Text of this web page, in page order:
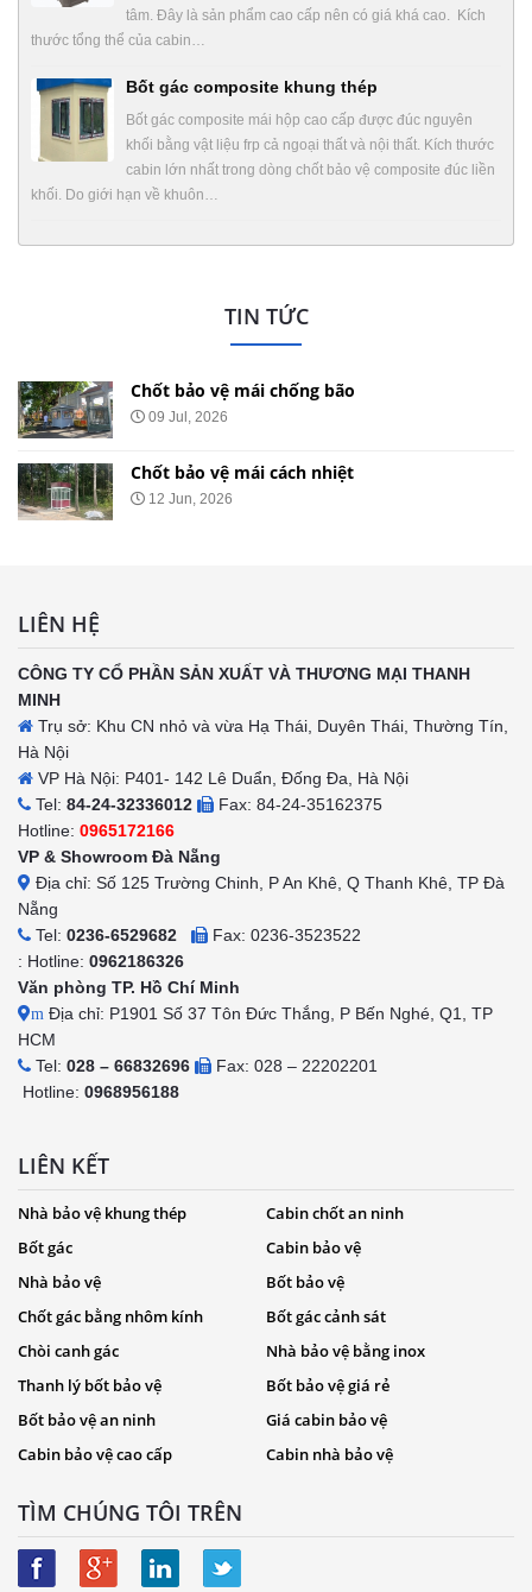
tâm. Đây là sản phẩm cao cấp nên có giá khá cao. Kích
thước tổng thể của cabin…
Bốt gác composite khung thép
Bốt gác composite mái hộp cao cấp được đúc nguyên
khối bằng vật liệu frp cả ngoại thất và nội thất. Kích thước
cabin lớn nhất trong dòng chốt bảo vệ composite đúc liền
khối. Do giới hạn về khuôn…
TIN TỨC
Chốt bảo vệ mái chống bão
09 Jul, 2026
Chốt bảo vệ mái cách nhiệt
12 Jun, 2026
LIÊN HỆ
CÔNG TY CỔ PHẦN SẢN XUẤT VÀ THƯƠNG MẠI THANH
MINH
Trụ sở: Khu CN nhỏ và vừa Hạ Thái, Duyên Thái, Thường Tín,
Hà Nội
VP Hà Nội: P401- 142 Lê Duẩn, Đống Đa, Hà Nội
Tel: 84-24-32336012
Fax: 84-24-35162375
Hotline: 0965172166
VP & Showroom Đà Nẵng
Địa chỉ: Số 125 Trường Chinh, P An Khê, Q Thanh Khê, TP Đà
Nẵng
Tel: 0236-6529682
Fax: 0236-3523522
: Hotline: 0962186326
Văn phòng TP. Hồ Chí Minh
m Địa chỉ: P1901 Số 37 Tôn Đức Thắng, P Bến Nghé, Q1, TP
HCM
Tel: 028 – 66832696
Fax: 028 – 22202201
Hotline: 0968956188
LIÊN KẾT
Nhà bảo vệ khung thép
Cabin chốt an ninh
Bốt gác
Cabin bảo vệ
Nhà bảo vệ
Bốt bảo vệ
Chốt gác bằng nhôm kính
Bốt gác cảnh sát
Chòi canh gác
Nhà bảo vệ bằng inox
Thanh lý bốt bảo vệ
Bốt bảo vệ giá rẻ
Bốt bảo vệ an ninh
Giá cabin bảo vệ
Cabin bảo vệ cao cấp
Cabin nhà bảo vệ
TÌM CHÚNG TÔI TRÊN